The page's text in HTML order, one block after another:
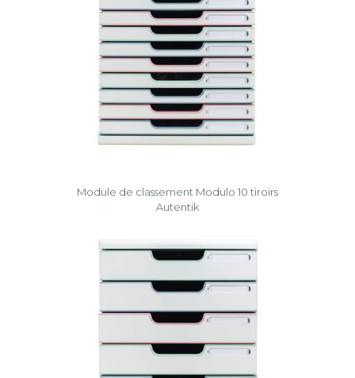
Module de classement Modulo 10 tiroirs
Autentik